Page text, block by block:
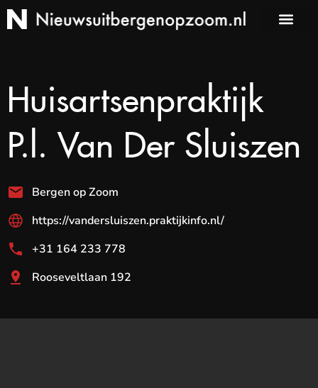
Huisartsenpraktijk
P.l. Van Der Sluiszen
Bergen op Zoom
https://vandersluiszen.praktijkinfo.nl/
+31 164 233 778
Rooseveltlaan 192